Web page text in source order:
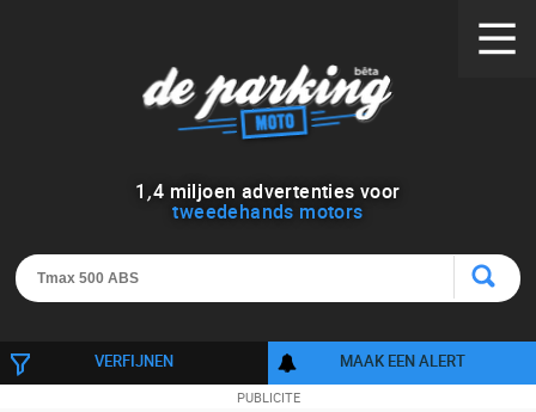
1 ,4 miljoen advertenties voor
tweedehands motors
VERFIJNEN MAAK EEN ALERT